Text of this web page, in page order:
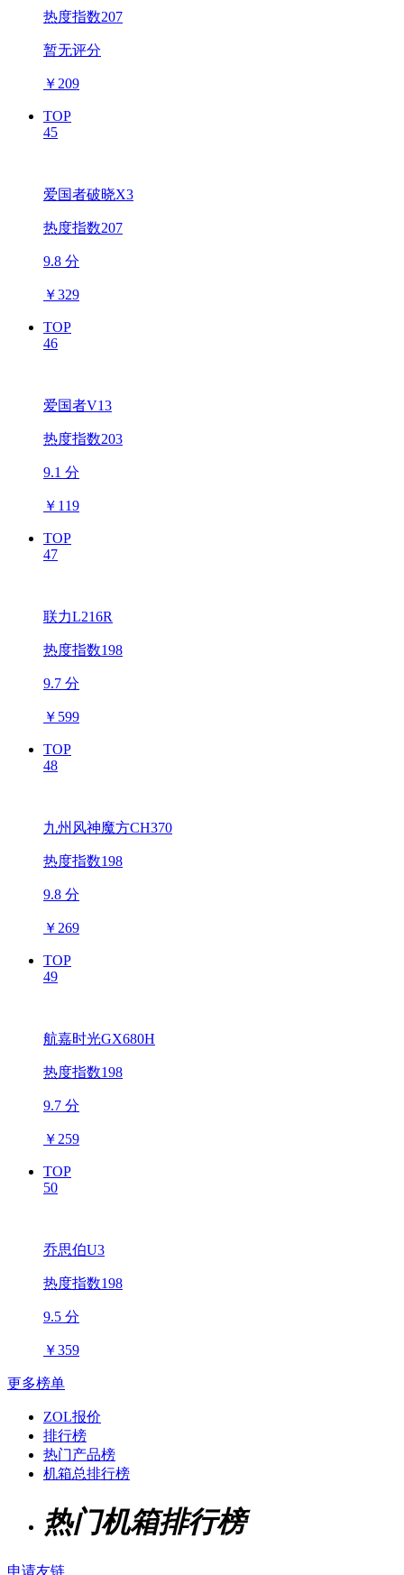
热度指数207
暂无评分
￥ 209
TOP
45
爱国者破晓X3
热度指数207
9.8 分
￥329
TOP
46
爱国者V13
热度指数203
9.1 分
￥ 119
TOP
47
联力L216R
热度指数198
9.7 分
￥ 599
TOP
48
九州风神魔方CH370
热度指数198
9.8 分
￥ 269
TOP
49
航嘉时光GX680H
热度指数198
9.7 分
￥ 259
TOP
50
乔思伯U3
热度指数198
9.5 分
￥359
更多榜单
ZOL报价
排行榜
热门产品榜
机箱总排行榜
热门机箱排行榜
申请友链